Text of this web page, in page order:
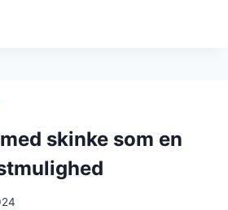
skinke som en